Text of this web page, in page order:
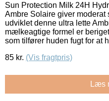
Sun Protection Milk 24H
Ambre Solaire giver moderat
udviklet denne ultra lette
mælkeagtige formel er
som tilfører huden fugt for at
85 kr. (Vis fragtpris)
Læs